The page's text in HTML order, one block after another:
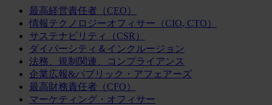
最高経営責任者（CEO）
情報テクノロジーオフィサー（CIO, CTO）
サステナビリティ（CSR）
ダイバーシティ＆インクルージョン
法務、規制関連、コンプライアンス
企業広報&パブリック・アフェアーズ
最高財務責任者（CFO）
マーケティング・オフィサー